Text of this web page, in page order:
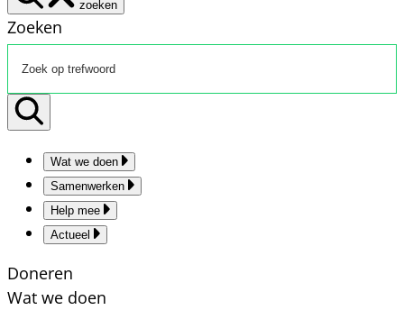
zoeken
Zoeken
Wat we doen
Samenwerken
Help mee
Actueel
Doneren
Wat we doen